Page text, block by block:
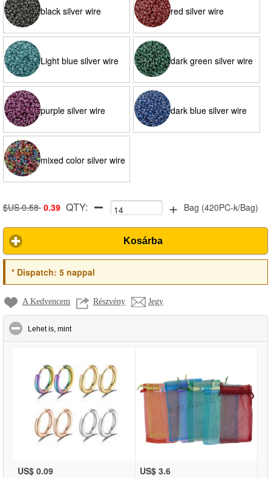
thread
black silver wire red silver wire
Light blue silver wire dark green silver wire
purple silver wire dark blue silver wire
mixed color silver wire
$US 0.58 0.39 QTY: + Bag (420PC-k/Bag)
Kosárba
*Dispatch: 5 nappal
A Kedvencem Részvény Jegy
Lehet is, mintclick to collapse contents
US$ 0.09 US$ 3.6